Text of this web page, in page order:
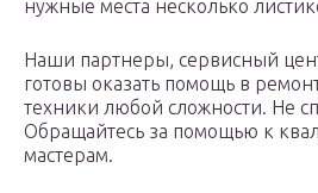
нужные места несколько
Наши партнеры, сервисный
готовы оказать помощь в
техники любой сложности. Не
Обращайтесь за помощью к
мастерам.